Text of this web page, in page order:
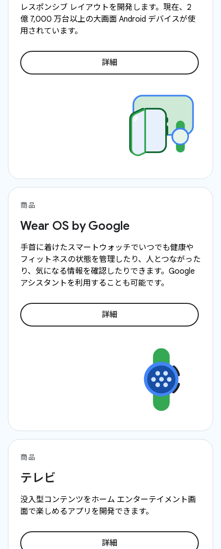
レスポンシブ レイアウトを開発します。現在、2
億 7,000 万台以上の大画面 Android デバイスが使
用されています。
詳細
商品
Wear OS by Google
手首に着けたスマートウォッチでいつでも健康や
フィットネスの状態を管理したり、人とつながった
り、気になる情報を確認したりできます。Google
アシスタントを利用することも可能です。
詳細
商品
テレビ
没入型コンテンツをホーム エンターテイメント画
面で楽しめるアプリを開発できます。
詳細